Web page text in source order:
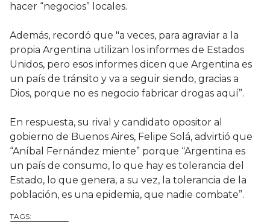
hacer “negocios” locales.
Además, recordó que "a veces, para agraviar a la
propia Argentina utilizan los informes de Estados
Unidos, pero esos informes dicen que Argentina es
un país de tránsito y va a seguir siendo, gracias a
Dios, porque no es negocio fabricar drogas aquí”.
En respuesta, su rival y candidato opositor al
gobierno de Buenos Aires, Felipe Solá, advirtió que
“Aníbal Fernández miente” porque “Argentina es
un país de consumo, lo que hay es tolerancia del
Estado, lo que genera, a su vez, la tolerancia de la
población, es una epidemia, que nadie combate”.